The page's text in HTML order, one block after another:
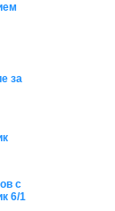
за
с
6/1